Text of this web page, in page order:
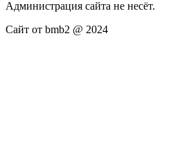
Администрация сайта не несёт.
Сайт от bmb2 @ 2024